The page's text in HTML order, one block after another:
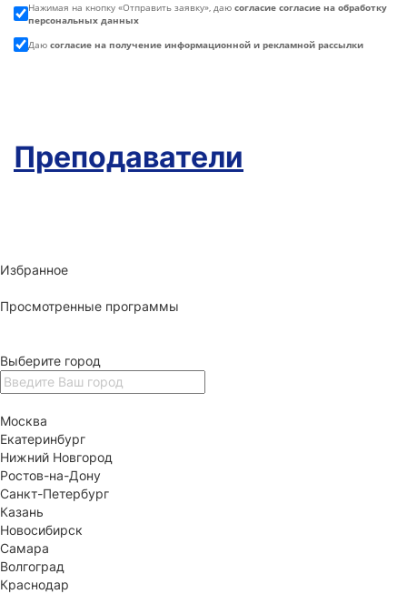
Нажимая на кнопку «Отправить заявку», даю согласие согласие на обработку
персональных данных
Даю согласие на получение информационной и рекламной рассылки
Преподаватели
Избранное
Просмотренные программы
Выберите город
Москва
Екатеринбург
Нижний Новгород
Ростов-на-Дону
Санкт-Петербург
Казань
Новосибирск
Самара
Волгоград
Краснодар